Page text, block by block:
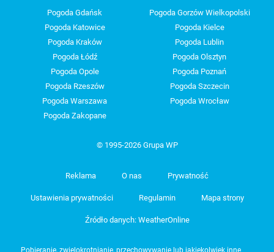
Pogoda Gdańsk
Pogoda Gorzów Wielkopolski
Pogoda Katowice
Pogoda Kielce
Pogoda Kraków
Pogoda Lublin
Pogoda Łódź
Pogoda Olsztyn
Pogoda Opole
Pogoda Poznań
Pogoda Rzeszów
Pogoda Szczecin
Pogoda Warszawa
Pogoda Wrocław
Pogoda Zakopane
© 1995-2026 Grupa WP
Reklama O nas Prywatność
Ustawienia prywatności Regulamin Mapa strony
Źródło danych: WeatherOnline
Pobieranie, zwielokrotnianie, przechowywanie lub jakiekolwiek inne